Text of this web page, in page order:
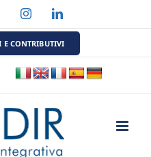
YouTubeInstagramLinkedIn
E CONTRIBUTIVI